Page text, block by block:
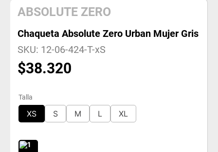
ABSOLUTE ZERO
Chaqueta Absolute Zero Urban Mujer Gris
SKU: 12-06-424-T-xS
$38.320
Talla
XS S M L XL